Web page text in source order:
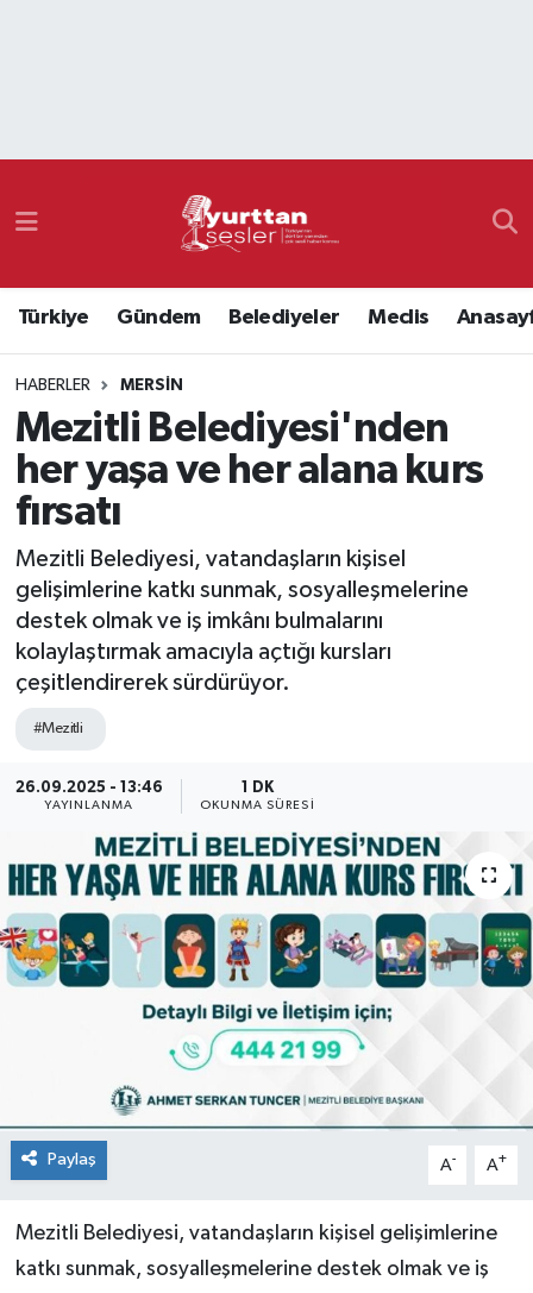
Türkiye Gündem Belediyeler Meclis
HABERLER MERSIN
Mezitli Belediyesi'nden
her yaşa ve her alana kurs
fırsatı
Mezitli Belediyesi, vatandaşların kişisel
gelişimlerine katkı sunmak, sosyalleşmelerine
destek olmak ve iş imkânı bulmalarını
kolaylaştırmak amacıyla açtığı kursları
çeşitlendirerek sürdürüyor.
#Mezitli
26.09.2025 - 13:46
YAYINLANMA
1 DK
OKUNMA SÜRESI
Paylaş A- A+
Mezitli Belediyesi, vatandaşların kişisel gelişimlerine
katkı sunmak, sosyalleşmelerine destek olmak ve iş
Namaz Vakitleri
Süper Lig Puan Durumu ve Fikstür
Tüm Manşetler
Son Dakika Haberleri
Haber Arşivi